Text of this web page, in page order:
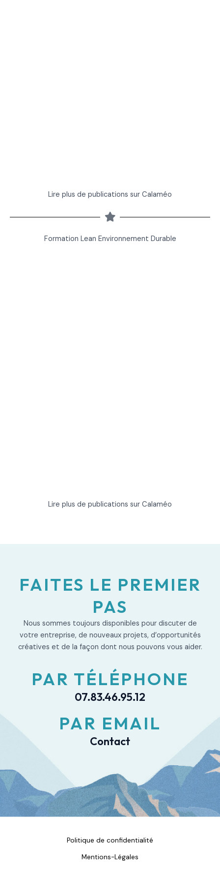
Lire plus de publications sur Calaméo
Formation Lean Environnement Durable
Lire plus de publications sur Calaméo
FAITES LE PREMIER
PAS
Nous sommes toujours disponibles pour discuter de
votre entreprise, de nouveaux projets, d’opportunités
créatives et de la façon dont nous pouvons vous aider.
PAR TÉLÉPHONE
07.83.46.95.12
PAR EMAIL
Contact
Politique de confidentialité
Mentions-Légales